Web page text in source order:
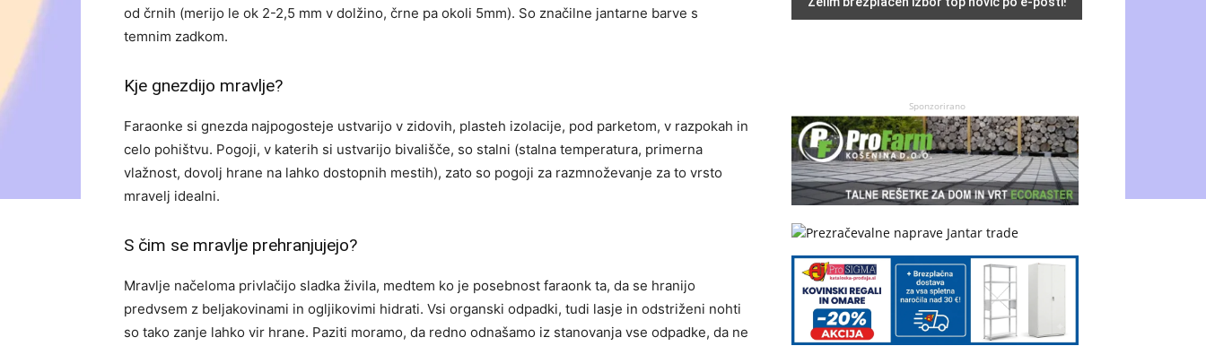
od črnih (merijo le ok 2-2,5 mm v dolžino, črne pa okoli 5mm). So značilne jantarne barve s
temnim zadkom.
Kje gnezdijo mravlje?
Faraonke si gnezda najpogosteje ustvarijo v zidovih, plasteh izolacije, pod parketom, v razpokah in
celo pohištvu. Pogoji, v katerih si ustvarijo bivališče, so stalni (stalna temperatura, primerna
vlažnost, dovolj hrane na lahko dostopnih mestih), zato so pogoji za razmnoževanje za to vrsto
mravelj idealni.
S čim se mravlje prehranjujejo?
Mravlje načeloma privlačijo sladka živila, medtem ko je posebnost faraonk ta, da se hranijo
predvsem z beljakovinami in ogljikovimi hidrati. Vsi organski odpadki, tudi lasje in odstriženi nohti
so tako zanje lahko vir hrane. Paziti moramo, da redno odnašamo iz stanovanja vse odpadke, da ne
Sponzorirano